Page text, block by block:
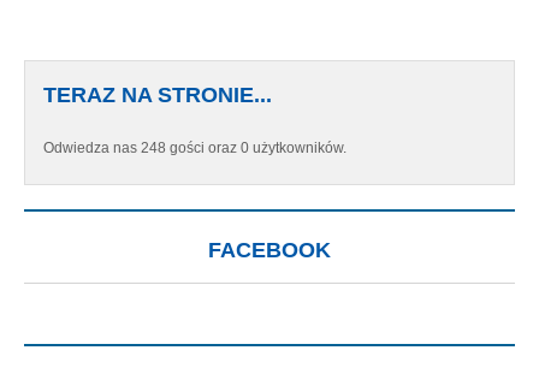
TERAZ NA STRONIE...
Odwiedza nas 248 gości oraz 0 użytkowników.
FACEBOOK